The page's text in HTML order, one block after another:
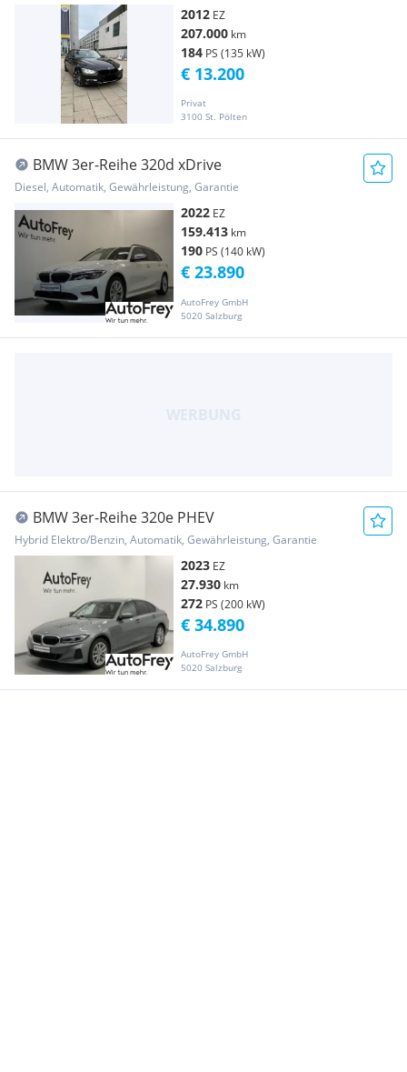
2012 EZ
207.000 km
184 PS (135 kW)
Privat
3100 St. Pölten
€ 13.200
BMW 3er-Reihe 320d xDrive
Diesel, Automatik, Gewährleistung, Garantie
2022 EZ
159.413 km
190 PS (140 kW)
AutoFrey GmbH
5020 Salzburg
€ 23.890
BMW 3er-Reihe 320e PHEV
Hybrid Elektro/Benzin, Automatik, Gewährleistung, Garantie
2023 EZ
27.930 km
272 PS (200 kW)
AutoFrey GmbH
5020 Salzburg
€ 34.890